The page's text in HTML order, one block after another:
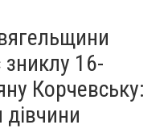
16-
Корчевську: